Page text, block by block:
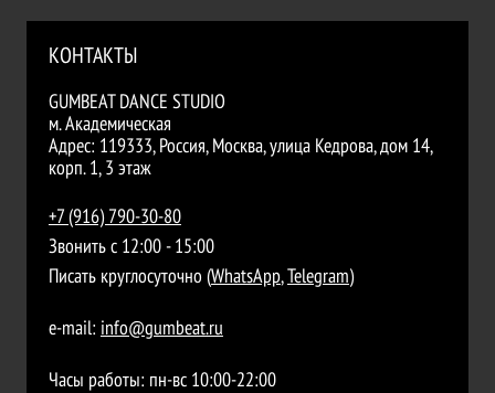
КОНТАКТЫ
GUMBEAT DANCE STUDIO
м. Академическая
Адрес: 119333, Россия,Москва,улица Кедрова, дом 14,
корп. 1, 3 этаж
+7 (916) 790-30-80
Звонить с 12:00 - 15:00
Писать круглосуточно (WhatsApp,Telegram)
e-mail: info@gumbeat.ru
Часы работы: пн-вс 10:00-22:00